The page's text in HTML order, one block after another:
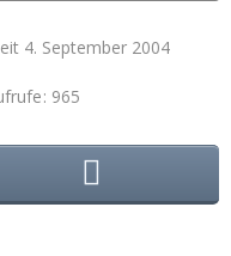
4. September 2004
965